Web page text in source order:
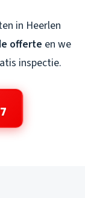
in Heerlen
offerte en we
inspectie.